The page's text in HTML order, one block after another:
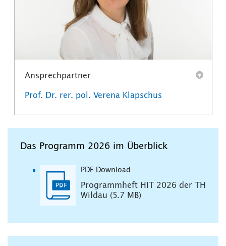
Ansprechpartner
Prof. Dr. rer. pol. Verena Klapschus
Das Programm 2026 im Überblick
PDF Download
Programmheft HIT 2026 der TH
Wildau (5.7 MB)